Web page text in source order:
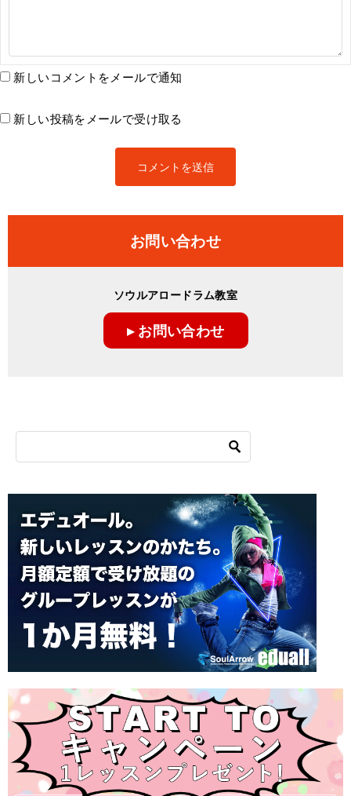
新しいコメントをメールで通知
新しい投稿をメールで受け取る
お問い合わせ
ソウルアロードラム教室
▸ お問い合わせ